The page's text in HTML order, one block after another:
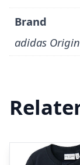
Brand
adidas